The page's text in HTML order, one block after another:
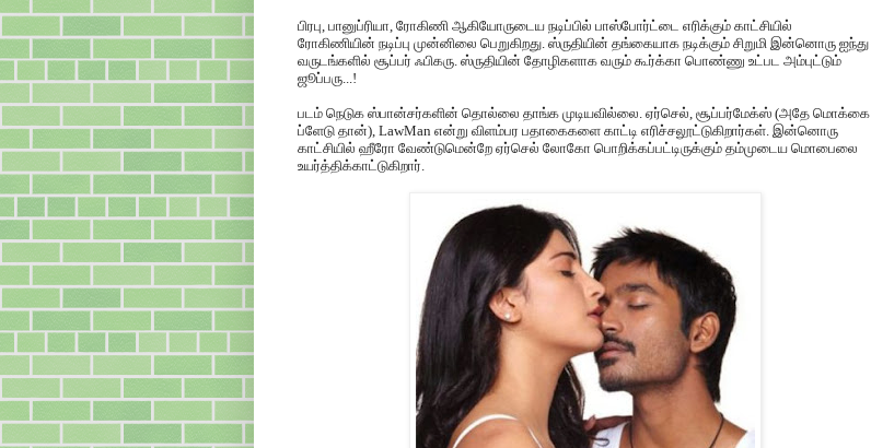
பிரபு, பானுப்ரியா, ரோகிணி ஆகியோருடைய நடிப்பில் பாஸ்போர்ட்டை எரிக்கும் காட்சியில்
ரோகிணியின் நடிப்பு முன்னிலை பெறுகிறது. ஸ்ருதியின் தங்கையாக நடிக்கும் சிறுமி இன்னொரு ஐந்து
வருடங்களில் சூப்பர் ஃபிகரு. ஸ்ருதியின் தோழிகளாக வரும் கூர்க்கா பொண்ணு உட்பட அம்புட்டும்
ஜூப்பரு...!
படம் நெடுக ஸ்பான்சர்களின் தொல்லை தாங்க முடியவில்லை. ஏர்செல், சூப்பர்மேக்ஸ் (அதே மொக்கை
ப்ளேடு தான்), LawMan என்று விளம்பர பதாகைகளை காட்டி எரிச்சலூட்டுகிறார்கள். இன்னொரு
காட்சியில் ஹீரோ வேண்டுமென்றே ஏர்செல் லோகோ பொறிக்கப்பட்டிருக்கும் தம்முடைய மொபைலை
உயர்த்திக்காட்டுகிறார்.